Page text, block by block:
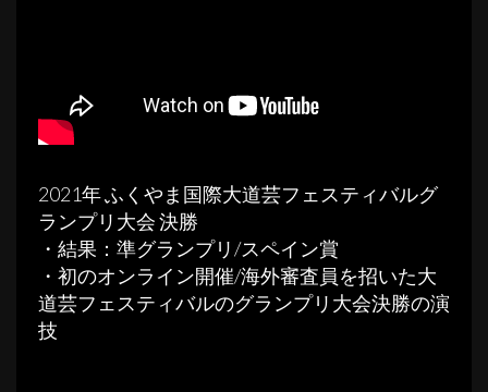
2021年 ふくやま国際大道芸フェスティバルグ
ランプリ大会 決勝
・結果：準グランプリ/スペイン賞
・初のオンライン開催/海外審査員を招いた大
道芸フェスティバルのグランプリ大会決勝の演
技